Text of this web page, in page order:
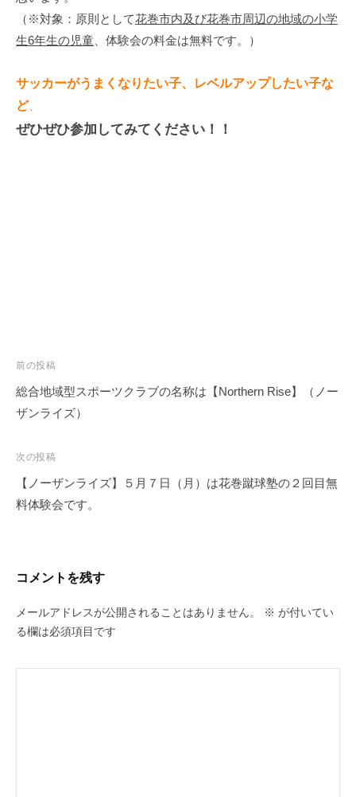
（※対象：原則として花巻市内及び花巻市周辺の地域の小学
生6年生の児童 、体験会の料金は無料です。）
サッカーがうまくなりたい子、レベルアップしたい子な
ど、
ぜひぜひ参加してみてください！！
投
稿
ナ
ゲ
ー
シ
前の投稿
総合地域型スポーツクラブの名称は【Northern Rise】（ノー
ザンライズ）
次の投稿
【ノーザンライズ】５月７日（月）は花巻蹴球塾の２回目無
料体験会です。
コメントを残す
メールアドレスが公開されることはありません。 ※ が付いてい
る欄は必須項目です